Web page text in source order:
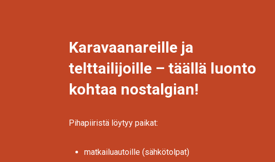
Karavaanareille ja
telttailijoille – täällä luonto
kohtaa nostalgian!
Pihapiiristä löytyy paikat:
matkailuautoille (sähkötolpat)